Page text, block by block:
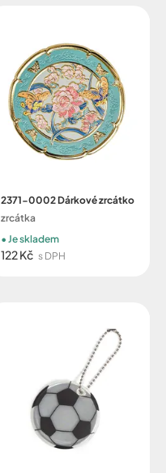
2371-0002 Dárkové zrcátko
zrcátka
122 Kč s DPH
Je skladem